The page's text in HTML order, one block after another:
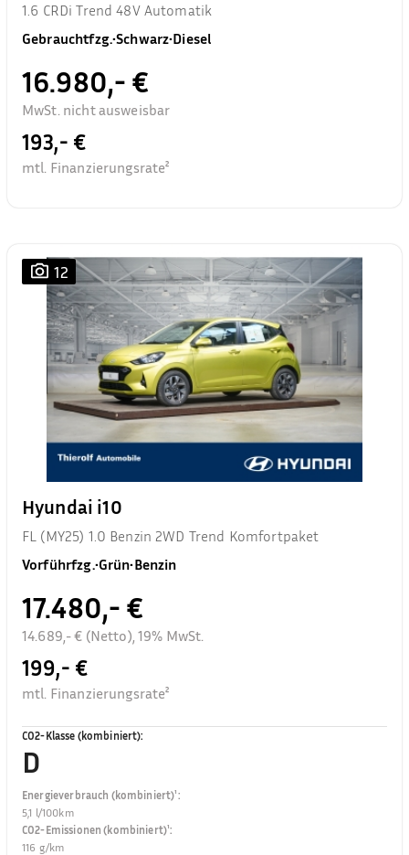
1.6 CRDi Trend 48V Automatik
Gebrauchtfzg.•Schwarz•Diesel
16.980,- €
MwSt. nicht ausweisbar
193,- €
mtl. Finanzierungsrate²
12
Hyundai i10
FL (MY25) 1.0 Benzin 2WD Trend Komfortpaket
Vorführfzg.•Grün•Benzin
17.480,- €
14.689,- € (Netto), 19% MwSt.
199,- €
mtl. Finanzierungsrate²
CO2-Klasse (kombiniert):
D
Energieverbrauch (kombiniert)¹:
5,1 l/100km
CO2-Emissionen (kombiniert)¹:
116 g/km